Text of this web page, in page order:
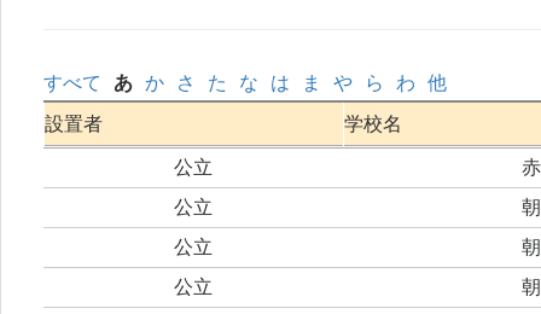
すべて あ か さ た な は ま や ら わ
他
設置者
学校名
公立
公立
公立
公立